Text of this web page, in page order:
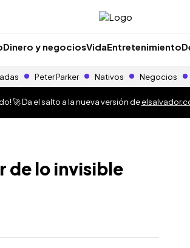
Dinero y negociosVidaEntretenimiento
Peter Parker Nativos Negocios
🚀 Da el salto a la nueva versión de
de lo invisible